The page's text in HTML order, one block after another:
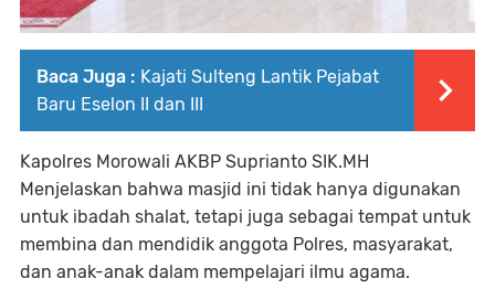
Baca Juga : Kajati Sulteng Lantik Pejabat
Baru Eselon II dan III
Kapolres Morowali AKBP Suprianto SIK.MH
Menjelaskan bahwa masjid ini tidak hanya digunakan
untuk ibadah shalat, tetapi juga sebagai tempat untuk
membina dan mendidik anggota Polres, masyarakat,
dan anak-anak dalam mempelajari ilmu agama.